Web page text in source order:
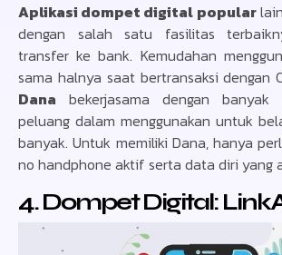
Aplikasi dompet digital popular
dengan salah satu fasilitas
transfer ke bank. Kemudahan
sama halnya saat bertransaksi dengan
Dana bekerjasama dengan banyak
peluang dalam menggunakan untuk
banyak. Untuk memiliki Dana, hanya
no handphone aktif serta data diri yang
4. Dompet Digital: